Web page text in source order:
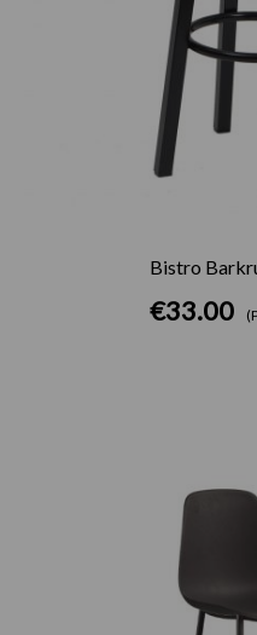
Bistro
€33.00